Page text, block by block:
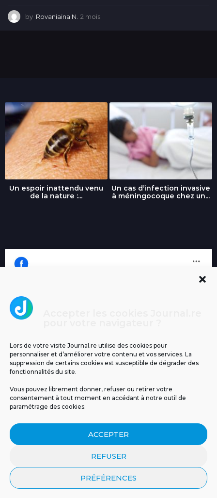
Lors de votre visite Journal.re utilise des cookies pour
personnaliser et d’améliorer votre contenu et vos services. La
suppression de certains cookies est susceptible de dégrader des
fonctionnalités du site.
Vous pouvez librement donner, refuser ou retirer votre
consentement à tout moment en accédant à notre outil de
paramétrage des cookies.
ACCEPTER
REFUSER
PRÉFÉRENCES
by Rovaniaina N. 2 mois
Un espoir inattendu venu
de la nature :...
Un cas d’infection invasive
à méningocoque chez un...
MENTIONS LÉGALES PUBLICITÉ
BLOG
NOS ÉMISSIONS
POLITIQUE DE CONFIDENTIALITÉ
CONTACT
© 2026 Tous droits réservés